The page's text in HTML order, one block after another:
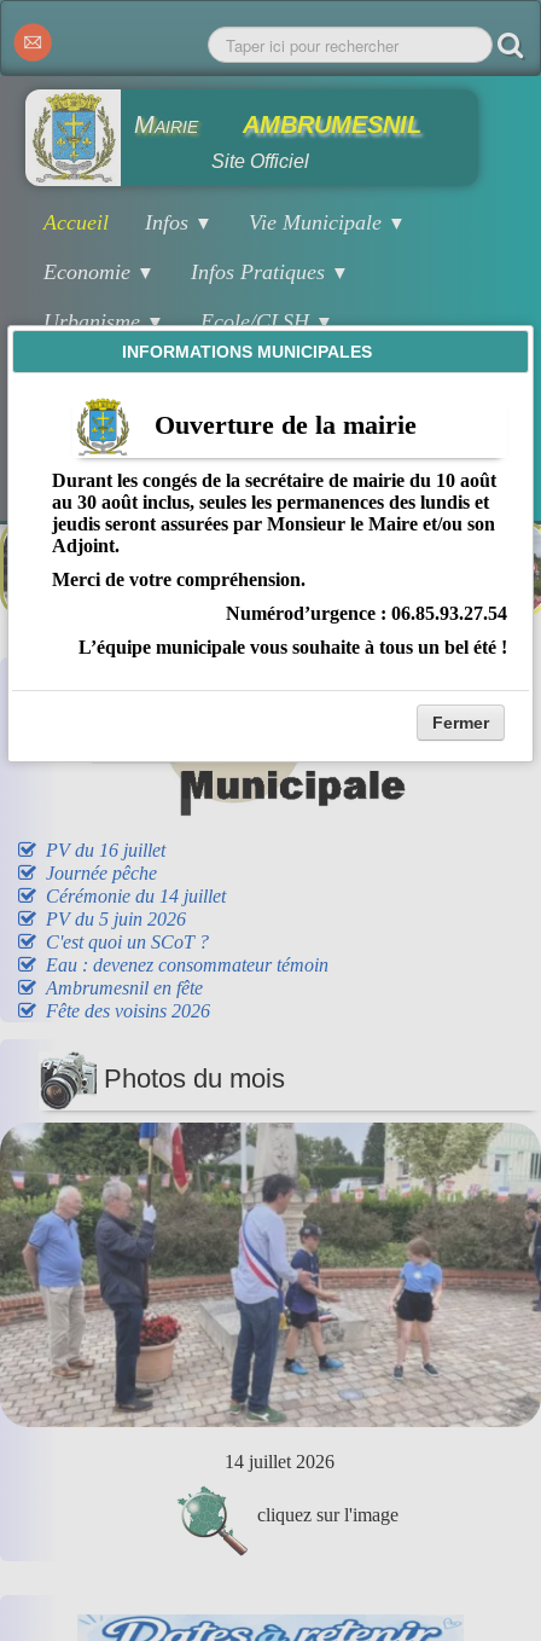
Mairie AMBRUMESNIL
Site Officiel
Accueil Infos ▼ Vie Municipale ▼
Economie ▼ Infos Pratiques ▼
Urbanisme▼ Ecole/CLSH▼
Associations▼ Salles▼
Agenda/Festivités▼ Sport/Culture▼
Environnement▼ Tourisme ▼ Patrimoine
PV du 16 juillet
Journée pêche
Cérémonie du 14 juillet
PV du 5 juin 2026
C'est quoi un SCoT ?
Eau : devenez consommateur témoin
Ambrumesnil en fête
Fête des voisins 2026
Photos du mois
14 juillet 2026
cliquez sur l'image
INFORMATIONS MUNICIPALES
Ouverture de la mairie
Durant les congés de la secrétaire de mairie du 10 août
au 30 août inclus, seules les permanences des lundis et
jeudis seront assurées par Monsieur le Maire et/ou son
Adjoint.
Merci de votre compréhension.
Numérod’urgence : 06.85.93.27.54
L’équipe municipale vous souhaite à tous un bel été !
Fermer